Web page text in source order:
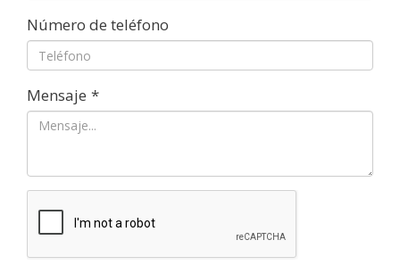
Número de teléfono
Mensaje *